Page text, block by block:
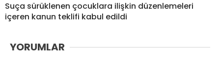
Suça sürüklenen çocuklara ilişkin düzenlemeleri
içeren kanun teklifi kabul edildi
YORUMLAR